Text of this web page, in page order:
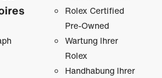
Rolex Certified
Pre-Owned
Wartung Ihrer
Rolex
Handhabung Ihrer